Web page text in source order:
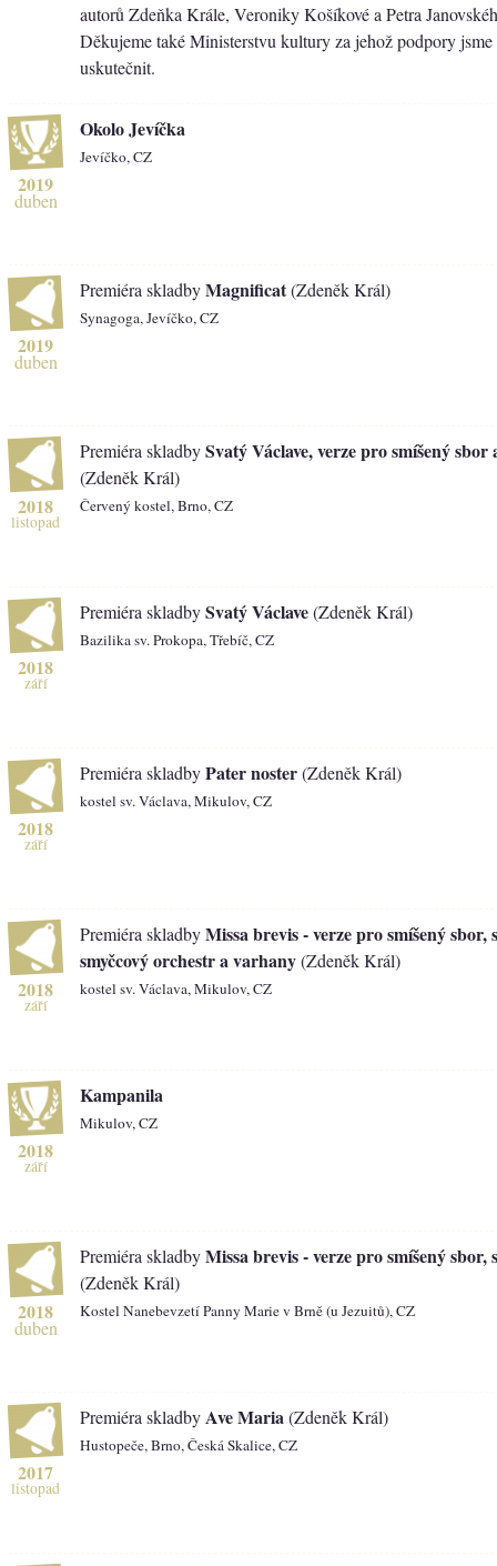
autorů Zdeňka Krále, Veroniky Košíkové a Petra
Děkujeme také Ministerstvu kultury za jehož podpory
uskutečnit.
2019
duben
Okolo Jevíčka
Jevíčko, CZ
2019
duben
Premiéra skladbyMagnificat(Zdeněk Král)
Synagoga, Jevíčko, CZ
2018
listopad
Premiéra skladbySvatý Václave, verze pro smíšený
(Zdeněk Král)
Červený kostel, Brno, CZ
2018
září
Premiéra skladbySvatý Václave(Zdeněk Král)
Bazilika sv. Prokopa, Třebíč, CZ
2018
září
Premiéra skladbyPater noster(Zdeněk Král)
kostel sv. Václava, Mikulov, CZ
2018
září
Premiéra skladbyMissa brevis - verze pro smíšený sbor,
smyčcový orchestr a varhany(Zdeněk Král)
kostel sv. Václava, Mikulov, CZ
2018
září
Kampanila
Mikulov, CZ
2018
duben
Premiéra skladbyMissa brevis - verze pro smíšený sbor,
(Zdeněk Král)
Kostel Nanebevzetí Panny Marie v Brně (u Jezuitů), CZ
2017
listopad
Premiéra skladby Ave Maria (Zdeněk Král)
Hustopeče, Brno, Česká Skalice, CZ